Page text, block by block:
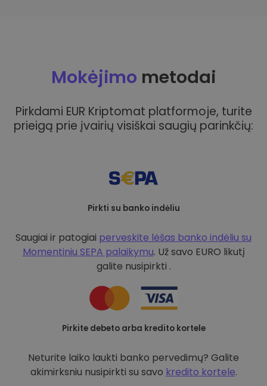
Mokėjimo metodai
Pirkdami EUR Kriptomat platformoje, turite
prieigą prie įvairių visiškai saugių parinkčių:
Pirkti su banko indėliu
Saugiai ir patogiai perveskite lėšas banko indėliu su
Momentiniu SEPA palaikymu. Už savo EURO likutį
galite nusipirkti .
Pirkite debeto arba kredito kortele
Neturite laiko laukti banko pervedimų? Galite
akimirksniu nusipirkti su savo kredito kortele.